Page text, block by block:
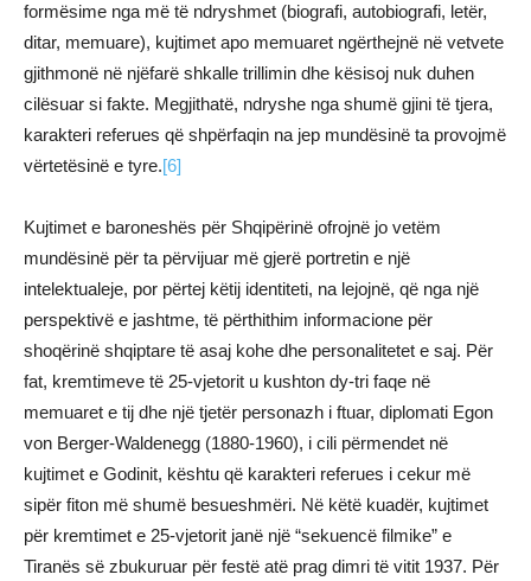
formësime nga më të ndryshmet (biografi, autobiografi, letër,
ditar, memuare), kujtimet apo memuaret ngërthejnë në vetvete
gjithmonë në njëfarë shkalle trillimin dhe kësisoj nuk duhen
cilësuar si fakte. Megjithatë, ndryshe nga shumë gjini të tjera,
karakteri referues që shpërfaqin na jep mundësinë ta provojmë
vërtetësinë e tyre.[6]
Kujtimet e baroneshës për Shqipërinë ofrojnë jo vetëm
mundësinë për ta përvijuar më gjerë portretin e një
intelektualeje, por përtej këtij identiteti, na lejojnë, që nga një
perspektivë e jashtme, të përthithim informacione për
shoqërinë shqiptare të asaj kohe dhe personalitetet e saj. Për
fat, kremtimeve të 25-vjetorit u kushton dy-tri faqe në
memuaret e tij dhe një tjetër personazh i ftuar, diplomati Egon
von Berger-Waldenegg (1880-1960), i cili përmendet në
kujtimet e Godinit, kështu që karakteri referues i cekur më
sipër fiton më shumë besueshmëri. Në këtë kuadër, kujtimet
për kremtimet e 25-vjetorit janë një “sekuencë filmike” e
Tiranës së zbukuruar për festë atë prag dimri të vitit 1937. Për